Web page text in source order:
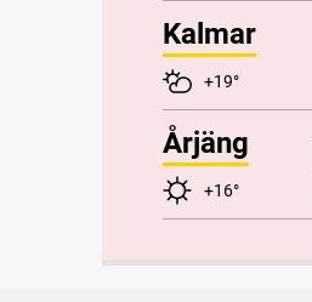
Kalmar
+19°
Årjäng
+16°